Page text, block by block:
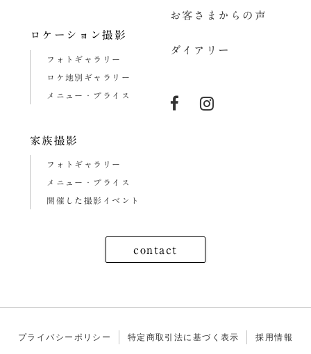
ロケーション撮影
フォトギャラリー
ロケ地別ギャラリー
メニュー・プライス
家族撮影
フォトギャラリー
メニュー・プライス
開催した撮影イベント
お客さまからの声
ダイアリー
contact
プライバシーポリシー 特定商取引法に基づく表示 採用情報